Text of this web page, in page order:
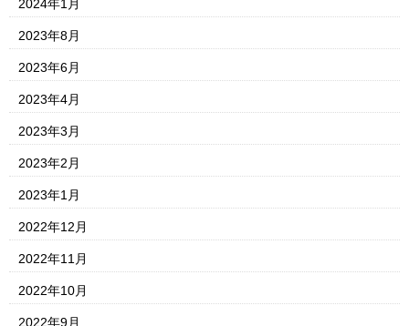
2024年1月
2023年8月
2023年6月
2023年4月
2023年3月
2023年2月
2023年1月
2022年12月
2022年11月
2022年10月
2022年9月